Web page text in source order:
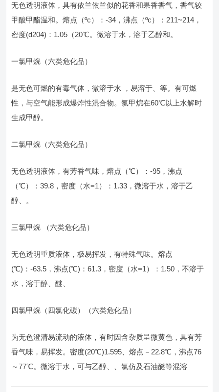
无色透明液体，具有依兰依兰似的花香和果香香气，香气较
甲酸甲酯温和。熔点（ºc）：-34，沸点（ºc）：211~214，
密度(d204)：1.05（20℃。微溶于水，溶于乙醇和。
一氯甲烷（六类危化品）
是无色可燃的有毒气体，微溶于水 ，易溶于、等。有可燃
性，与空气能形成爆炸性混合物。氯甲烷在60℃以上水解时
生成甲醇。
二氯甲烷（六类危化品）
无色透明液体，有芳香气味，熔点（℃）：-95，沸点
（℃）：39.8，密度（水=1）：1.33，微溶于水，溶于乙
醇、。
三氯甲烷 （六类危化品）
无色透明重质液体，极易挥发，有特殊气味。熔点
(℃)：-63.5，沸点(℃)：61.3，密度（水=1）：1.50，不溶于
水，溶于醇、醚、
四氯甲烷（四氯化碳）（六类危化品）
为无色澄清易流动的液体，有时因含杂质呈微黄色，具有芳
香气味，易挥发。密度(20℃)1.595、熔点－22.8℃，沸点76
～77℃。微溶于水，可与乙醇、、氯仿及石油醚等混溶